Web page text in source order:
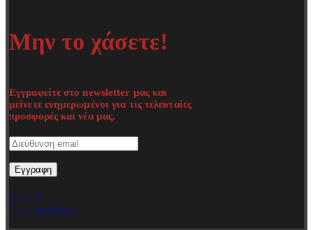
Μην το χάσετε!
Εγγραφείτε στο newsletter μας και
μείνετε ενημερωμένοι για τις τελευταίες
προσφορές και νέα μας.
Όροι &
Προϋποθέσεις